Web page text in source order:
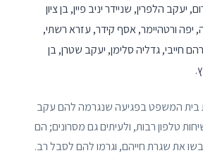
יעקב הלפרין, שניידר יניב פיין, בן ציון
יפה ורטהיימר, אסף קידר, עזרא רשתי,
חייבי, גדליה סלימן, יעקב שטרן, בן
בית המשפט בפגיעה שנגרמה להם עקב
טלפון רבות, ולעיתים גם מסרונים; הם
את שגרת חייהם, וגרמו להם לסבל רב.